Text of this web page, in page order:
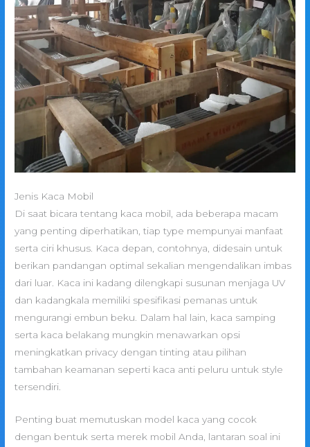
Jenis Kaca Mobil
Di saat bicara tentang kaca mobil, ada beberapa macam
yang penting diperhatikan, tiap type mempunyai manfaat
serta ciri khusus. Kaca depan, contohnya, didesain untuk
berikan pandangan optimal sekalian mengendalikan imbas
dari luar. Kaca ini kadang dilengkapi susunan menjaga UV
dan kadangkala memiliki spesifikasi pemanas untuk
mengurangi embun beku. Dalam hal lain, kaca samping
serta kaca belakang mungkin menawarkan opsi
meningkatkan privacy dengan tinting atau pilihan
tambahan keamanan seperti kaca anti peluru untuk style
tersendiri.
Penting buat memutuskan model kaca yang cocok
dengan bentuk serta merek mobil Anda, lantaran soal ini